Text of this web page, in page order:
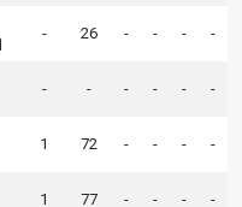
- 26 - - - -
- - - - - -
1 72 - - - -
1 77 - - - -